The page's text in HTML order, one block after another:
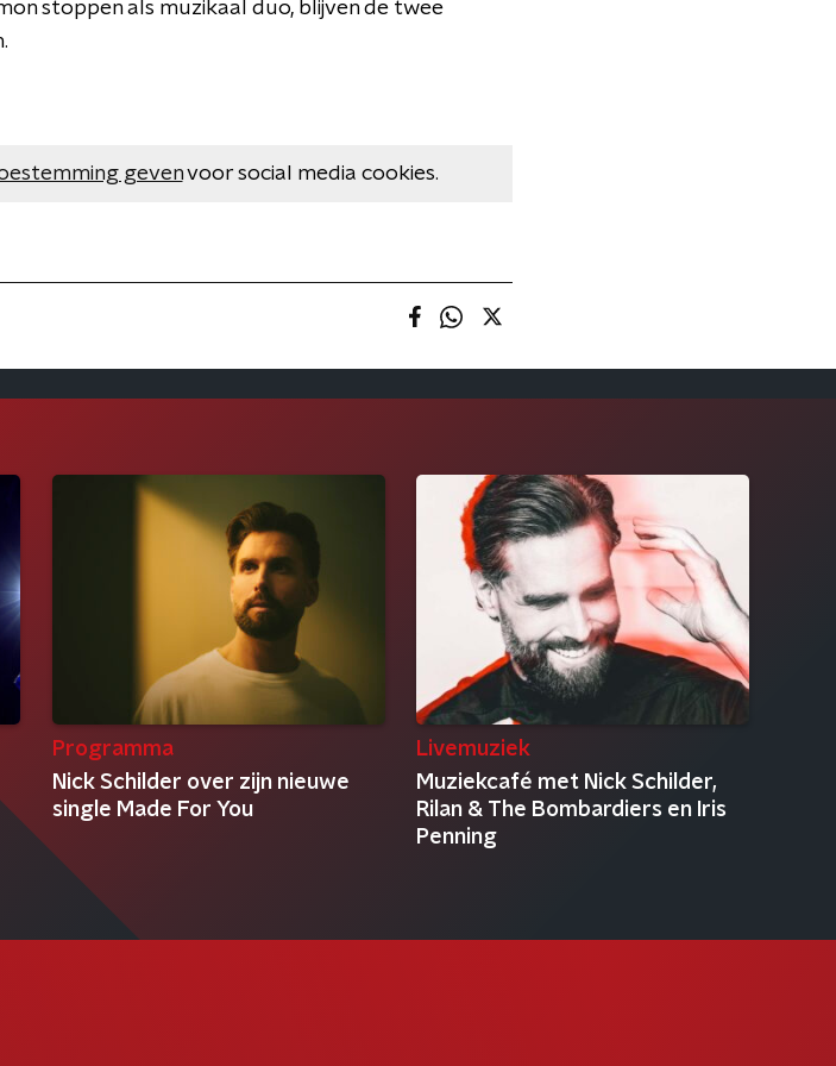
stoppen als muzikaal duo, blijven de twee
gevenvoor social media cookies.
Programma
Nick Schilder over zijn nieuwe
single Made For You
Livemuziek
Muziekcafé met Nick Schilder,
Rilan & The Bombardiers en Iris
Penning